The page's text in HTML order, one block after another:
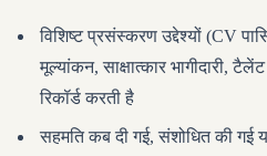
विशिष्ट प्रसंस्करण उद्देश्यों (CV
मूल्यांकन, साक्षात्कार भागीदारी,
रिकॉर्ड करती है
सहमति कब दी गई, संशोधित की गई